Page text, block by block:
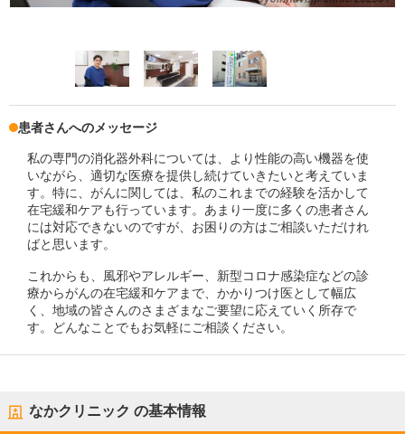
患者さんへのメッセージ
私の専門の消化器外科については、より性能の高い機器を使
いながら、適切な医療を提供し続けていきたいと考えていま
す。特に、がんに関しては、私のこれまでの経験を活かして
在宅緩和ケアも行っています。あまり一度に多くの患者さん
には対応できないのですが、お困りの方はご相談いただけれ
ばと思います。
これからも、風邪やアレルギー、新型コロナ感染症などの診
療からがんの在宅緩和ケアまで、かかりつけ医として幅広
く、地域の皆さんのさまざまなご要望に応えていく所存で
す。どんなことでもお気軽にご相談ください。
なかクリニック の基本情報